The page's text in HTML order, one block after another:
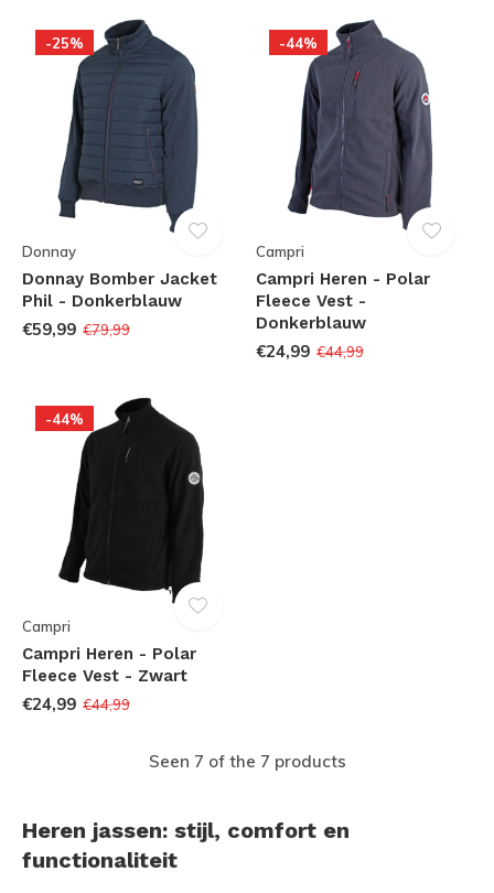
-25%
Donnay
Donnay Bomber Jacket
Phil - Donkerblauw
€59,99 €79,99
-44%
Campri
Campri Heren - Polar
Fleece Vest -
Donkerblauw
€24,99 €44,99
-44%
Campri
Campri Heren - Polar
Fleece Vest - Zwart
€24,99 €44,99
Seen 7 of the 7 products
Heren jassen: stijl, comfort en
functionaliteit